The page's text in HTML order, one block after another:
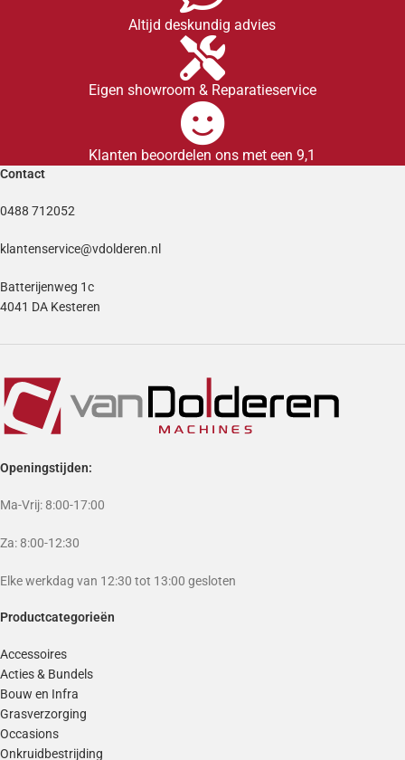
Altijd deskundig advies
Eigen showroom & Reparatieservice
Klanten beoordelen ons met een 9,1
Contact
0488 712052
klantenservice@vdolderen.nl
Batterijenweg 1c
4041 DA Kesteren
Openingstijden:
Ma-Vrij: 8:00-17:00
Za: 8:00-12:30
Elke werkdag van 12:30 tot 13:00 gesloten
Productcategorieën
Accessoires
Acties & Bundels
Bouw en Infra
Grasverzorging
Occasions
Onkruidbestrijding